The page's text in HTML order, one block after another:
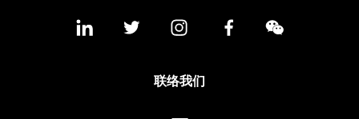
联络我们